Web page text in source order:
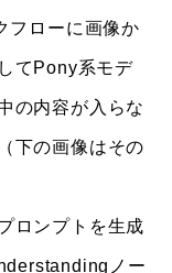
フローに画像か
てPony系モデ
の内容が入らな
下の画像はその
ロンプトを生成
ノー